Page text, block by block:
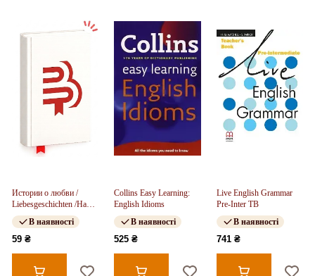
Истории о любви /
Liebesgeschichten /На
немецком языке.
В наявності
59 ₴
Collins Easy Learning:
English Idioms
В наявності
525 ₴
Live English Grammar
Pre-Inter TB
В наявності
741 ₴